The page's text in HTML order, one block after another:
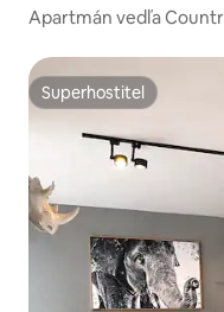
Apartmán vedľa
Superhostiteľ
Superhostiteľ